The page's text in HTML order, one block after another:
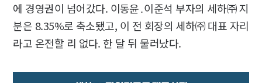
에 경영권이 넘어갔다. 이동윤․이준석 부자의 세하㈜ 지
분은 8.35%로 축소됐고, 이 전 회장의 세하㈜ 대표 자리
라고 온전할 리 없다. 한 달 뒤 물러났다.